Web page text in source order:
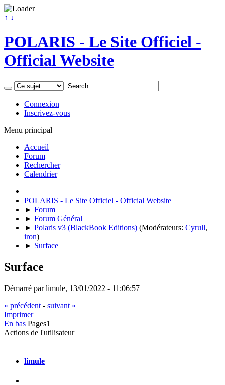
↑ ↓
POLARIS - Le Site Officiel -
Official Website
Connexion
Inscrivez-vous
Menu principal
Accueil
Forum
Rechercher
Calendrier
POLARIS - Le Site Officiel - Official Website
► Forum
► Forum Général
► Polaris v3 (BlackBook Editions) (Modérateurs: Cyrull,
iron)
► Surface
Surface
Démarré par limule, 13/01/2022 - 11:06:57
« précédent - suivant »
Imprimer
En bas Pages1
Actions de l'utilisateur
limule